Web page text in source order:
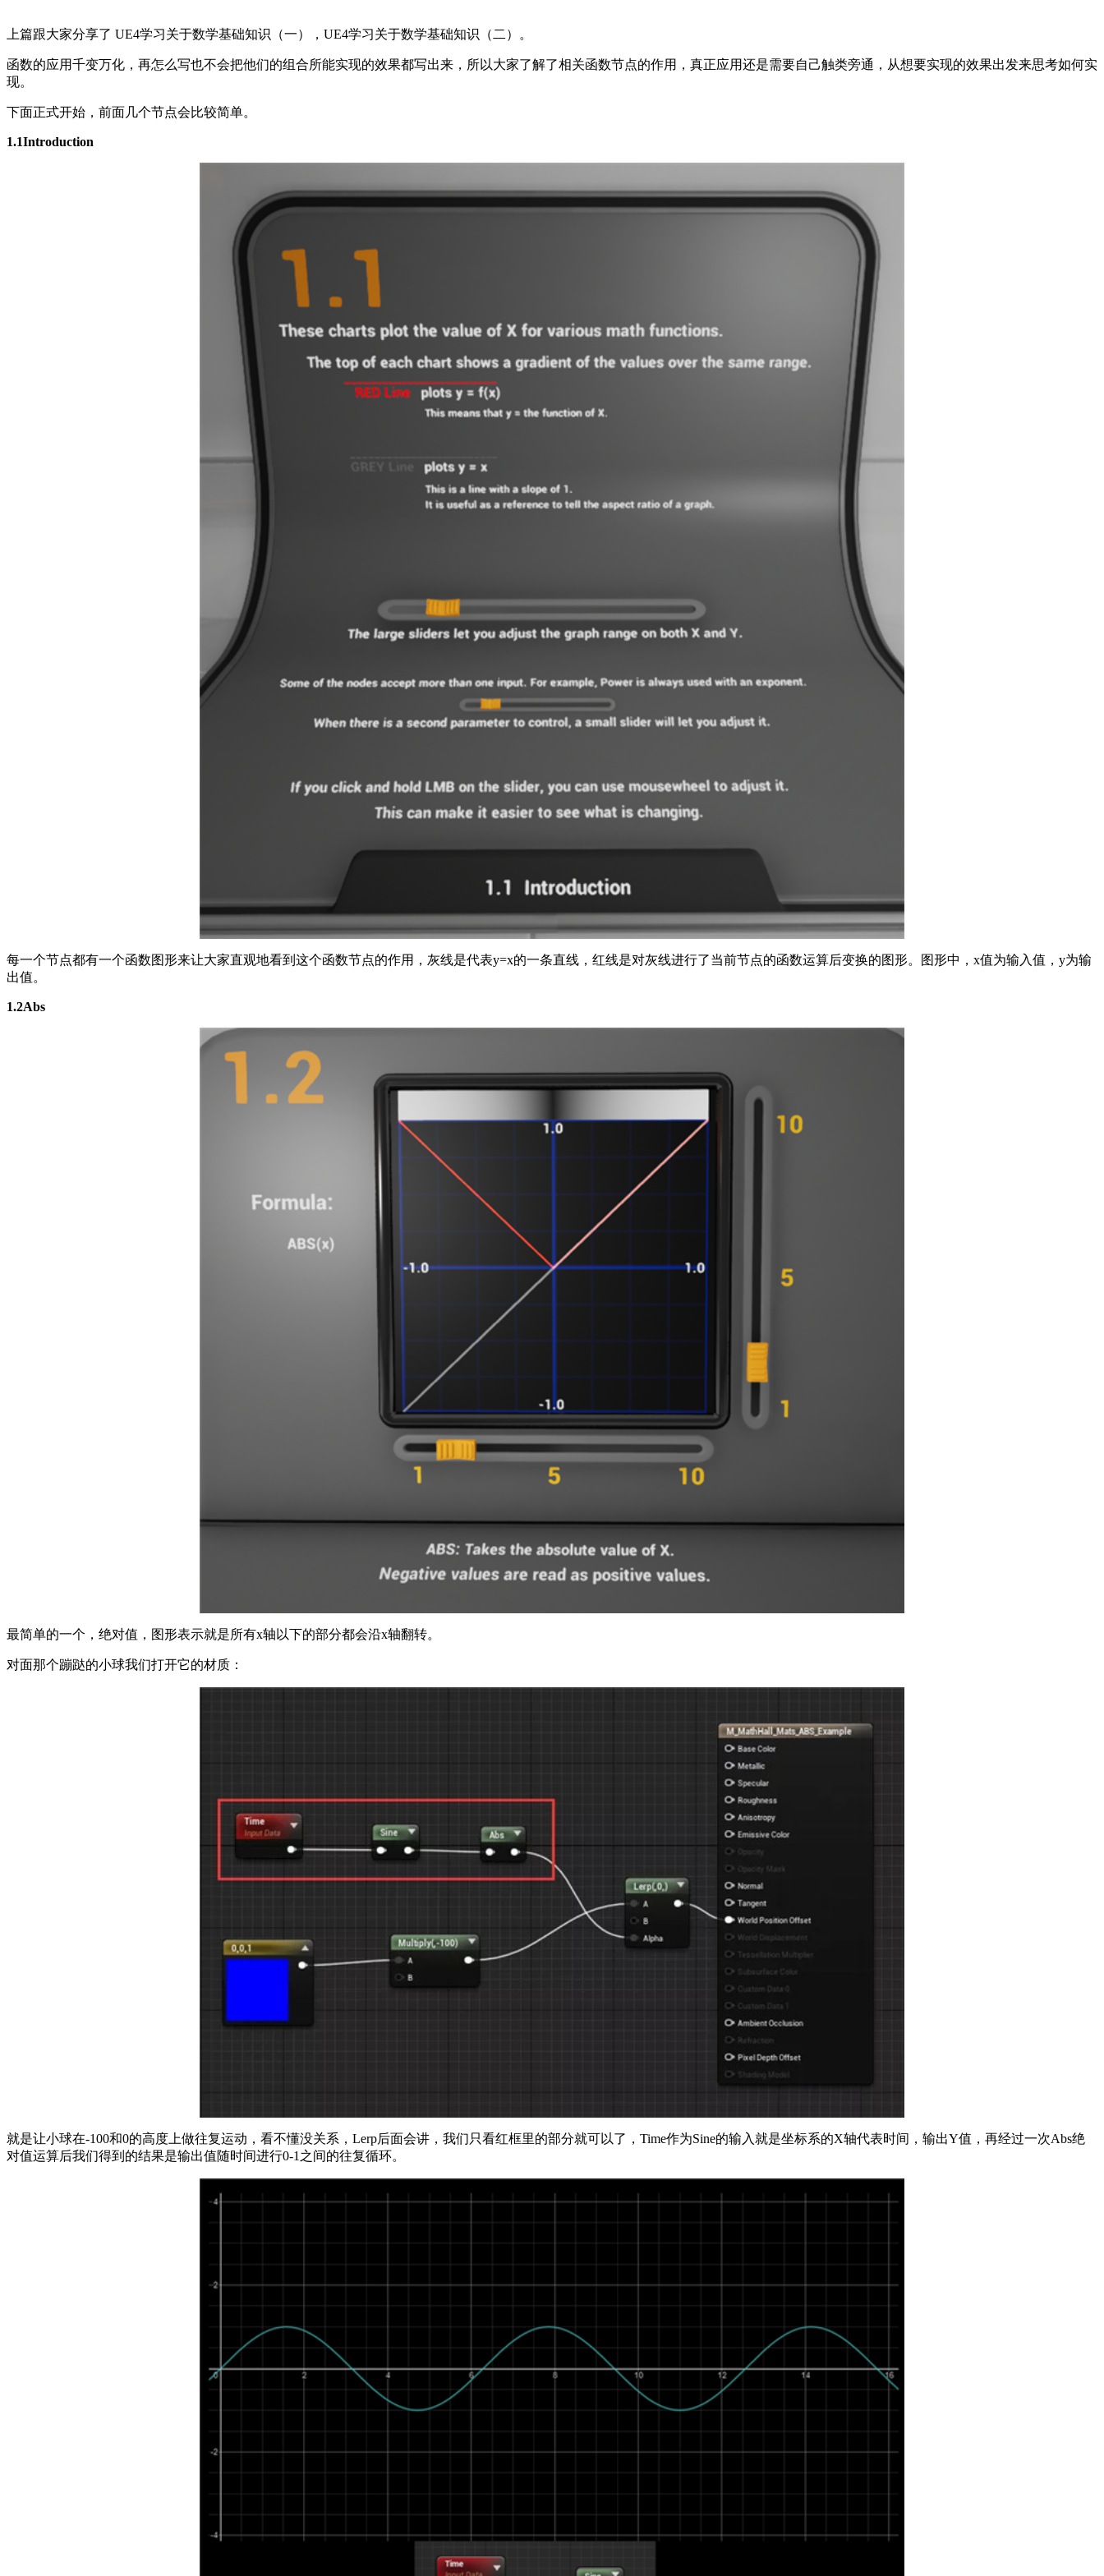
上篇跟大家分享了 UE4学习关于数学基础知识（一），UE4学习关于数学基础知识（二）。
函数的应用千变万化，再怎么写也不会把他们的组合所能实现的效果都写出来，所以大家了解了相关函数节点的作用，真正应用还是需要自己触类旁通，从想要实现的效果出发来思考如何实
现。
下面正式开始，前面几个节点会比较简单。
1.1Introduction
每一个节点都有一个函数图形来让大家直观地看到这个函数节点的作用，灰线是代表y=x的一条直线，红线是对灰线进行了当前节点的函数运算后变换的图形。图形中，x值为输入值，y为输
出值。
1.2Abs
最简单的一个，绝对值，图形表示就是所有x轴以下的部分都会沿x轴翻转。
对面那个蹦跶的小球我们打开它的材质：
就是让小球在-100和0的高度上做往复运动，看不懂没关系，Lerp后面会讲，我们只看红框里的部分就可以了，Time作为Sine的输入就是坐标系的X轴代表时间，输出Y值，再经过一次Abs绝
对值运算后我们得到的结果是输出值随时间进行0-1之间的往复循环。